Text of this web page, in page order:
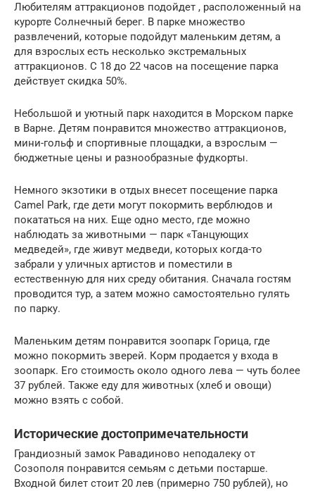
Любителям аттракционов подойдет , расположенный на
курорте Солнечный берег. В парке множество
развлечений, которые подойдут маленьким детям, а
для взрослых есть несколько экстремальных
аттракционов. С 18 до 22 часов на посещение парка
действует скидка 50%.
Небольшой и уютный парк находится в Морском парке
в Варне. Детям понравится множество аттракционов,
мини-гольф и спортивные площадки, а взрослым —
бюджетные цены и разнообразные фудкорты.
Немного экзотики в отдых внесет посещение парка
Camel Park, где дети могут покормить верблюдов и
покататься на них. Еще одно место, где можно
наблюдать за животными — парк «Танцующих
медведей», где живут медведи, которых когда-то
забрали у уличных артистов и поместили в
естественную для них среду обитания. Сначала гостям
проводится тур, а затем можно самостоятельно гулять
по парку.
Маленьким детям понравится зоопарк Горица, где
можно покормить зверей. Корм продается у входа в
зоопарк. Его стоимость около одного лева — чуть более
37 рублей. Также еду для животных (хлеб и овощи)
можно взять с собой.
Исторические достопримечательности
Грандиозный замок Равадиново неподалеку от
Созополя понравится семьям с детьми постарше.
Входной билет стоит 20 лев (примерно 750 рублей), но